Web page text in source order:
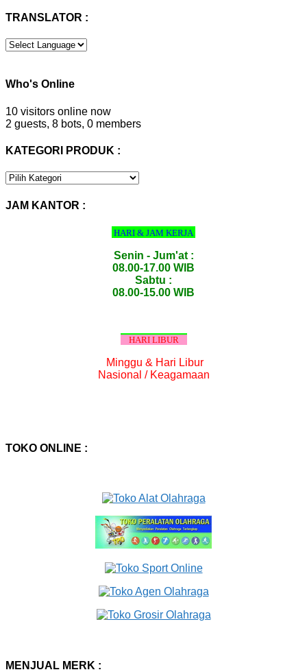
TRANSLATOR :
Who's Online
10 visitors online now
2 guests, 8 bots, 0 members
KATEGORI PRODUK :
KATEGORI
JAM KANTOR :
HARI & JAM KERJA
Senin - Jum'at :
08.00-17.00 WIB
Sabtu :
08.00-15.00 WIB
HARI LIBUR
Minggu & Hari Libur
Nasional / Keagamaan
TOKO ONLINE :
MENJUAL MERK :